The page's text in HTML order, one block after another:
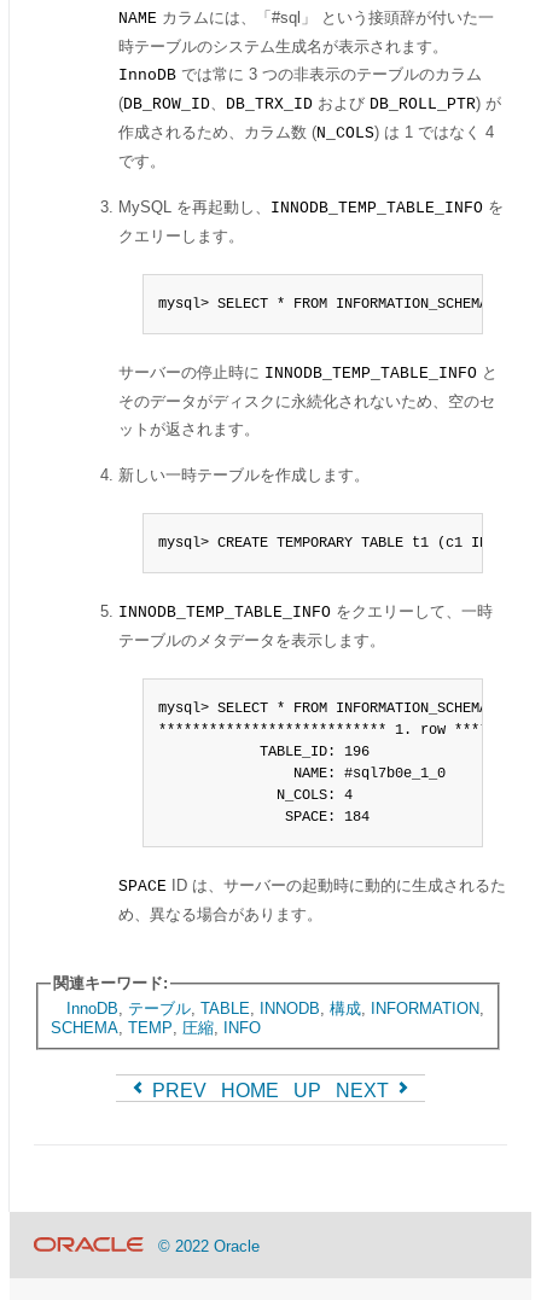
NAME カラムには、 「 #sql 」
という接頭辞が付いた一
時テーブルのシステム生成名が表示されます。
InnoDB では常に 3 つの非表示のテーブルのカラム
(DB_ROW_ID、 DB_TRX_ID および DB_ROLL_PTR) が
作成されるため、カラム数 (N_COLS) は 1 ではなく 4
です。
MySQL を再起動し、 INNODB_TEMP_TABLE_INFO を
クエリーします。
mysql> SELECT * FROM
サーバーの停止時に INNODB_TEMP_TABLE_INFO と
そのデータがディスクに永続化されないため、空のセ
ットが返されます。
新しい一時テーブルを作成します。
mysql> CREATE TEMPORARY TABLE t1 (c1 INT
INNODB_TEMP_TABLE_INFO をクエリーして、一時
テーブルのメタデータを表示します。
mysql> SELECT * FROM
*************************** 1. row
            TABLE_ID: 196
                NAME: #sql7b0e_1_0
              N_COLS: 4
               SPACE: 184
SPACE ID は、サーバーの起動時に動的に生成されるた
め、異なる場合があります。
関連キーワード:
InnoDB
テーブル, TABLE INNODB 構成, INFORMATION,
SCHEMA, TEMP 圧縮, INFO
PREV HOME UP NEXT
© 2022 Oracle